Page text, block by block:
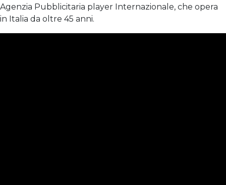
Agenzia Pubblicitaria player Internazionale, che opera
in Italia da oltre 45 anni.